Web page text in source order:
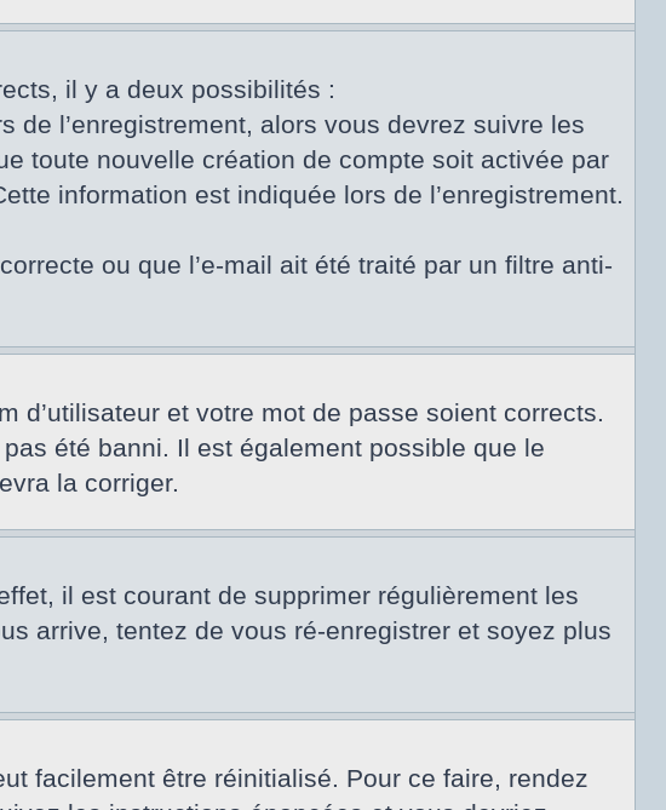
il y a deux possibilités :
de l’enregistrement, alors vous devrez suivre les
toute nouvelle création de compte soit activée par
information est indiquée lors de l’enregistrement.
ou que l’e-mail ait été traité par un filtre anti-
d’utilisateur et votre mot de passe soient corrects.
été banni. Il est également possible que le
la corriger.
il est courant de supprimer régulièrement les
arrive, tentez de vous ré-enregistrer et soyez plus
facilement être réinitialisé. Pour ce faire, rendez